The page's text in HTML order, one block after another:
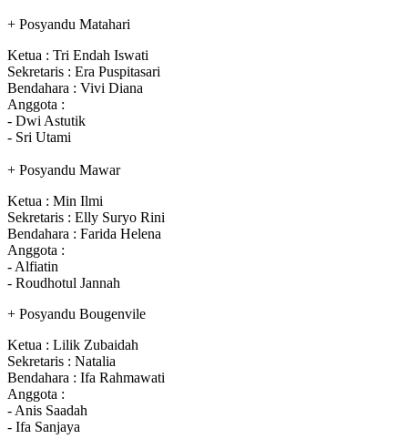
+ Posyandu Matahari
Ketua : Tri Endah Iswati
Sekretaris : Era Puspitasari
Bendahara : Vivi Diana
Anggota :
- Dwi Astutik
- Sri Utami
+ Posyandu Mawar
Ketua : Min Ilmi
Sekretaris : Elly Suryo Rini
Bendahara : Farida Helena
Anggota :
- Alfiatin
- Roudhotul Jannah
+ Posyandu Bougenvile
Ketua : Lilik Zubaidah
Sekretaris : Natalia
Bendahara : Ifa Rahmawati
Anggota :
- Anis Saadah
- Ifa Sanjaya